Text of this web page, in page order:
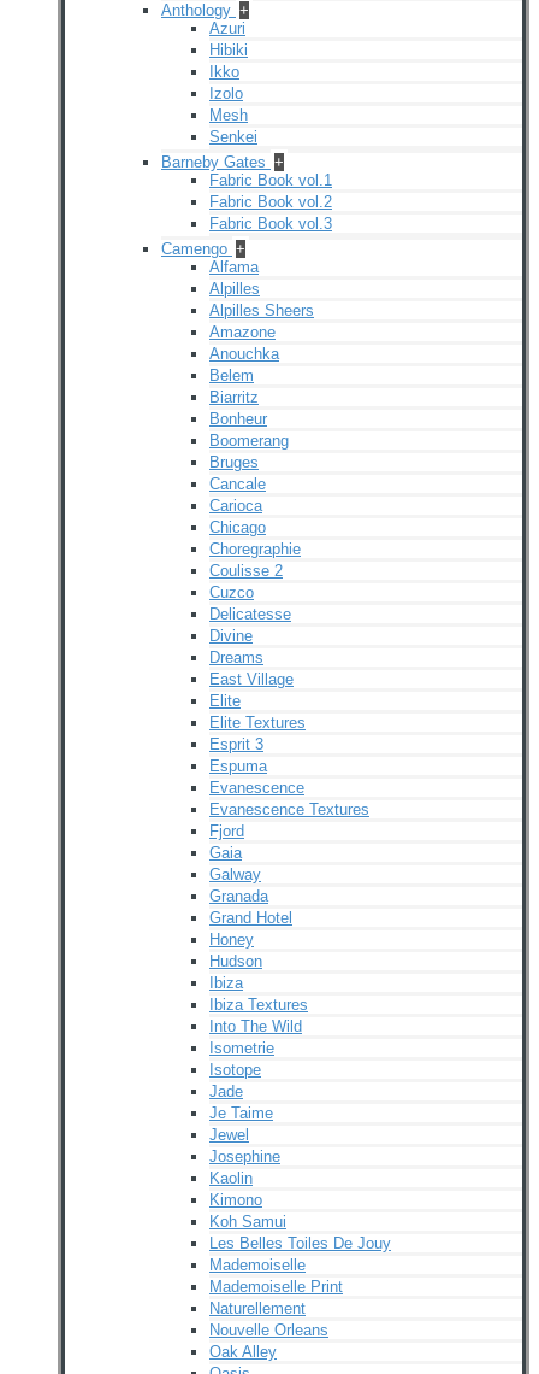
Anthology +
Azuri
Hibiki
Ikko
Izolo
Mesh
Senkei
Barneby Gates +
Fabric Book vol.1
Fabric Book vol.2
Fabric Book vol.3
Camengo +
Alfama
Alpilles
Alpilles Sheers
Amazone
Anouchka
Belem
Biarritz
Bonheur
Boomerang
Bruges
Cancale
Carioca
Chicago
Choregraphie
Coulisse 2
Cuzco
Delicatesse
Divine
Dreams
East Village
Elite
Elite Textures
Esprit 3
Espuma
Evanescence
Evanescence Textures
Fjord
Gaia
Galway
Granada
Grand Hotel
Honey
Hudson
Ibiza
Ibiza Textures
Into The Wild
Isometrie
Isotope
Jade
Je Taime
Jewel
Josephine
Kaolin
Kimono
Koh Samui
Les Belles Toiles De Jouy
Mademoiselle
Mademoiselle Print
Naturellement
Nouvelle Orleans
Oak Alley